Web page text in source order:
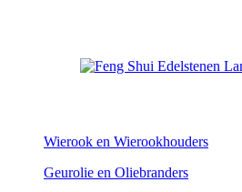
Wierook en Wierookhouders
Geurolie en Oliebranders